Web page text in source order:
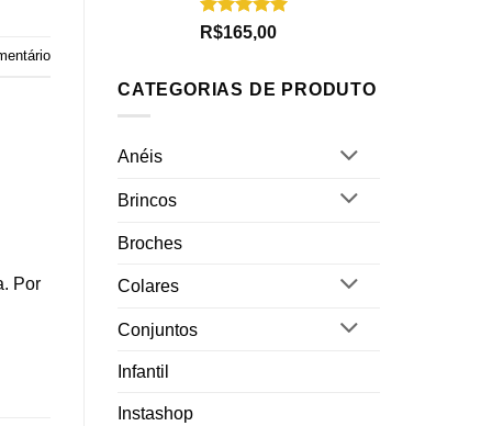
Por
Avaliação
R$165,00
CATEGORIAS DE PRODUTO
Anéis
Brincos
Broches
Colares
Conjuntos
Infantil
Instashop